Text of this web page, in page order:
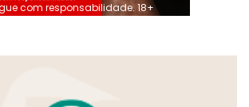
com responsabilidade. 18+